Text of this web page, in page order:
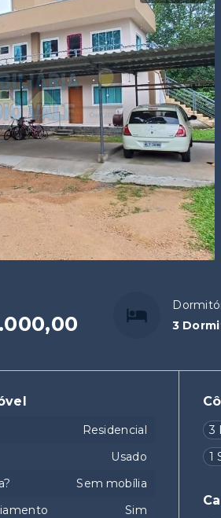
3
3
1
Residencial
Usado
Sem mobília
Sim